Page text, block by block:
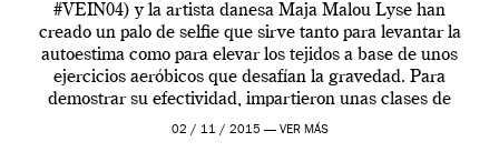
#VEIN04) y la artista danesa Maja Malou Lyse han
creado un palo de selfie que sirve tanto para levantar la
autoestima como para elevar los tejidos a base de unos
ejercicios aeróbicos que desafían la gravedad. Para
demostrar su efectividad, impartieron unas clases de
prueba en el Tate […]
02 / 11 / 2015 — VER MÁS